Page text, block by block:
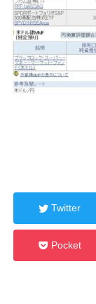
Twitter
Pocket